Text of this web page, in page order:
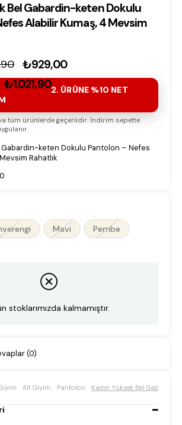
Bel Gabardin-keten Dokulu
Alabilir Kumaş, 4 Mevsim
₺929,00
₺1.021,902. ÜRÜNE %10 NET
tüm ürünlerde geçerlidir. İndirim sepette
Gabardin-keten Dokulu Pantolon – Nefes
Rahatlık
Mavi Pembe
stoklarımızda kalmamıştır.
(0)
Alt Giyim Pantolon Kadın Yüksek Bel